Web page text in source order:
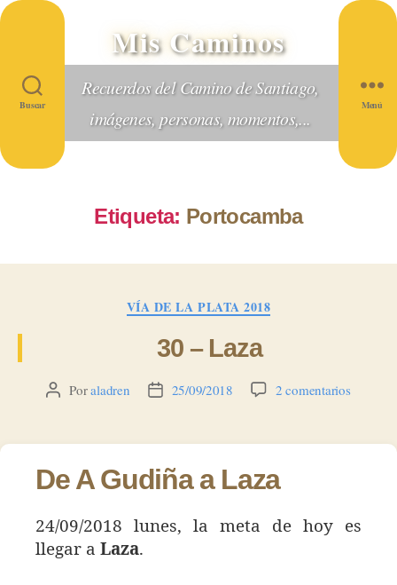
Buscar
Mis Caminos
Recuerdos del Camino de Santiago,
imágenes, personas, momentos,...
Menú
Etiqueta: Portocamba
Categorías
VÍA DE LA PLATA 2018
30 – Laza
Autor
entrada
Poraladren
Fecha
entrada
25/09/2018 2 comentariosen
Laza
De A Gudiña a Laza
24/09/2018 lunes, la meta de hoy es
llegar a Laza.